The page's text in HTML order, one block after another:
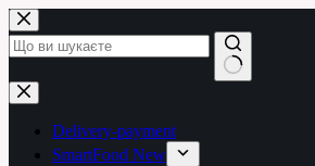
Перейти
до
вмісту
Немає
результатів
Delivery-payment
SmartFood New